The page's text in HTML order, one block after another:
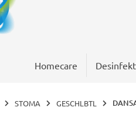
Homecare
STOMA GESCHLBTL